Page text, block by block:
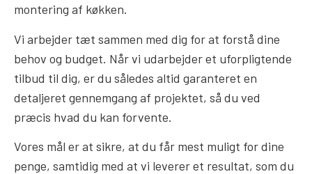
montering af køkken.
Vi arbejder tæt sammen med dig for at forstå dine
behov og budget. Når vi udarbejder et uforpligtende
tilbud til dig, er du således altid garanteret en
detaljeret gennemgang af projektet, så du ved
præcis hvad du kan forvente.
Vores mål er at sikre, at du får mest muligt for dine
penge, samtidig med at vi leverer et resultat, som du